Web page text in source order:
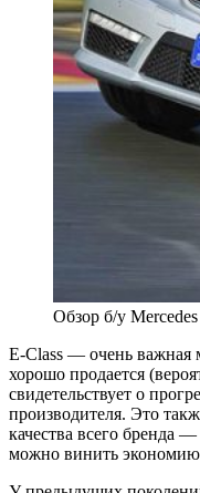
Обзор б/у
E-Class — очень важная
хорошо продается
свидетельствует о
производителя. Это
качества всего бренда
можно винить